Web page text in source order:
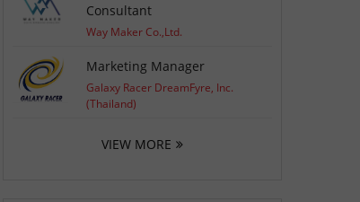
Consultant
Way Maker Co.,Ltd.
Marketing Manager
Galaxy Racer DreamFyre, Inc.
(Thailand)
VIEW MORE